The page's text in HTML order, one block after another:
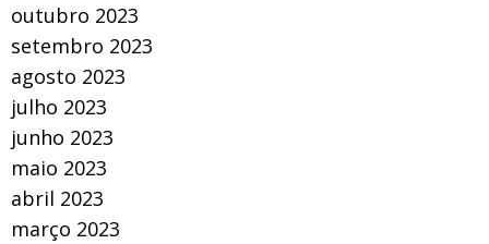
outubro 2023
setembro 2023
agosto 2023
julho 2023
junho 2023
maio 2023
abril 2023
março 2023